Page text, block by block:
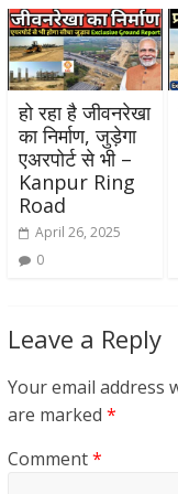
हो रहा है जीवनरेखा
का निर्माण, जुड़ेगा
एअरपोर्ट से भी –
Kanpur Ring
Road
April 26, 2025
0
Leave a Reply
Your email address
are marked *
Comment*